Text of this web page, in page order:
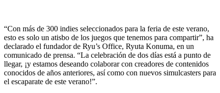
“Con más de 300 indies seleccionados para la feria de este verano,
esto es solo un atisbo de los juegos que tenemos para compartir”, ha
declarado el fundador de Ryu’s Office, Ryuta Konuma, en un
comunicado de prensa. “La celebración de dos días está a punto de
llegar, ¡y estamos deseando colaborar con creadores de contenidos
conocidos de años anteriores, así como con nuevos simulcasters para
el escaparate de este verano!”.